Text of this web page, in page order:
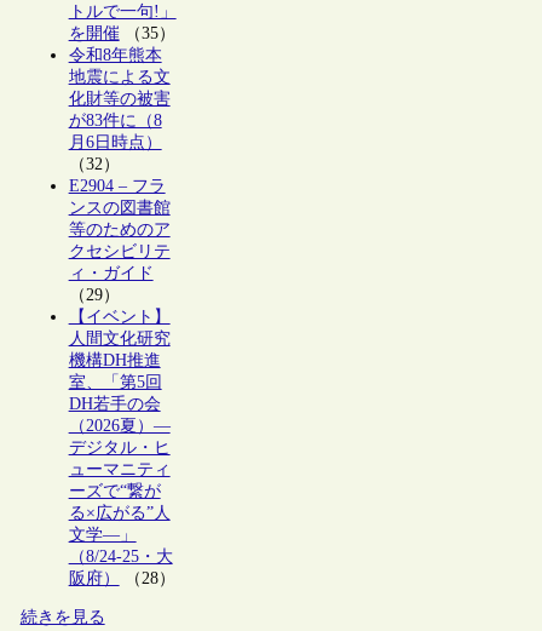
トルで一句!」
を開催（35）
令和8年熊本
地震による文
化財等の被害
が83件に（8
月6日時点）
（32）
E2904 – フラ
ンスの図書館
等のためのア
クセシビリテ
ィ・ガイド
（29）
【イベント】
人間文化研究
機構DH推進
室、「第5回
DH若手の会
（2026夏）―
デジタル・ヒ
ューマニティ
ーズで“繋が
る×広がる”人
文学―」
（8/24-25・大
阪府）
（28）
続きを見る